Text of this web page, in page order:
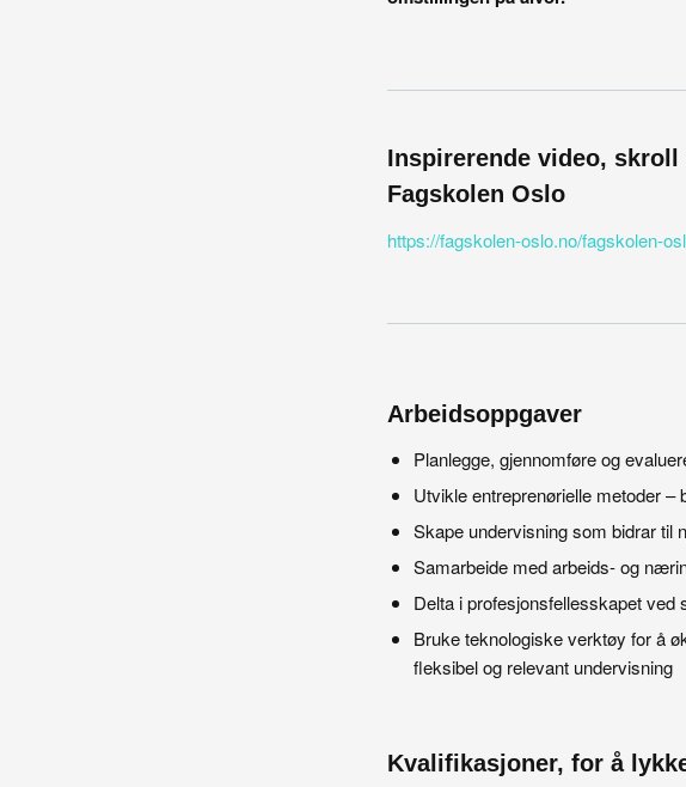
Inspirerende video,
Fagskolen Oslo
https://fagskolen-oslo.no/fagskolen-
Arbeidsoppgaver
Planlegge, gjennomføre og
Utvikle entreprenørielle metoder –
Skape undervisning som bidrar til
Samarbeide med arbeids- og
Delta i profesjonsfellesskapet
Bruke teknologiske verktøy for å
fleksibel og relevant undervisning
Kvalifikasjoner, for å